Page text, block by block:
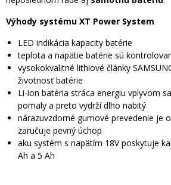
Výhody systému XT Power System
LED indikácia kapacity batérie
teplota a napätie batérie sú
vysokokvalitné lithiové články
životnosť batérie
Li-ion batéria stráca energiu vplyvom
pomaly a preto vydrží dlho nabitý
nárazuvzdorné gumové prevedenie je
zaručuje pevný úchop
aku systém s napätím 18V poskytuje
Ah a 5 Ah